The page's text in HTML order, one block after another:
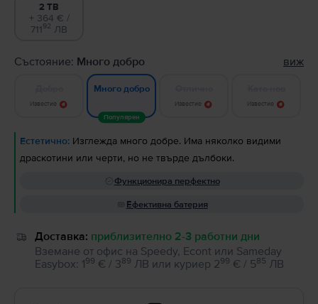
2 TB
+ 364 € /
71192 ЛВ
Състояние: Много добро виж
Известие
Много добро
Популярен
Известие Известие
Естетично: Изглежда много добре. Има няколко видими
драскотини или черти, но не твърде дълбоки.
Функционира перфектно
Ефективна батерия
Доставка: приблизително 2-3 работни дни
Вземане от офис на Speedy, Econt или Sameday
Easybox: 199 € / 389 ЛВ или куриер 299 € / 585 ЛВ